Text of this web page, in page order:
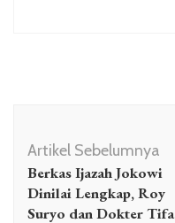
Artikel
Artikel Sebelumnya
Berkas Ijazah Jokowi
Dinilai Lengkap, Roy
Suryo dan Dokter Tifa